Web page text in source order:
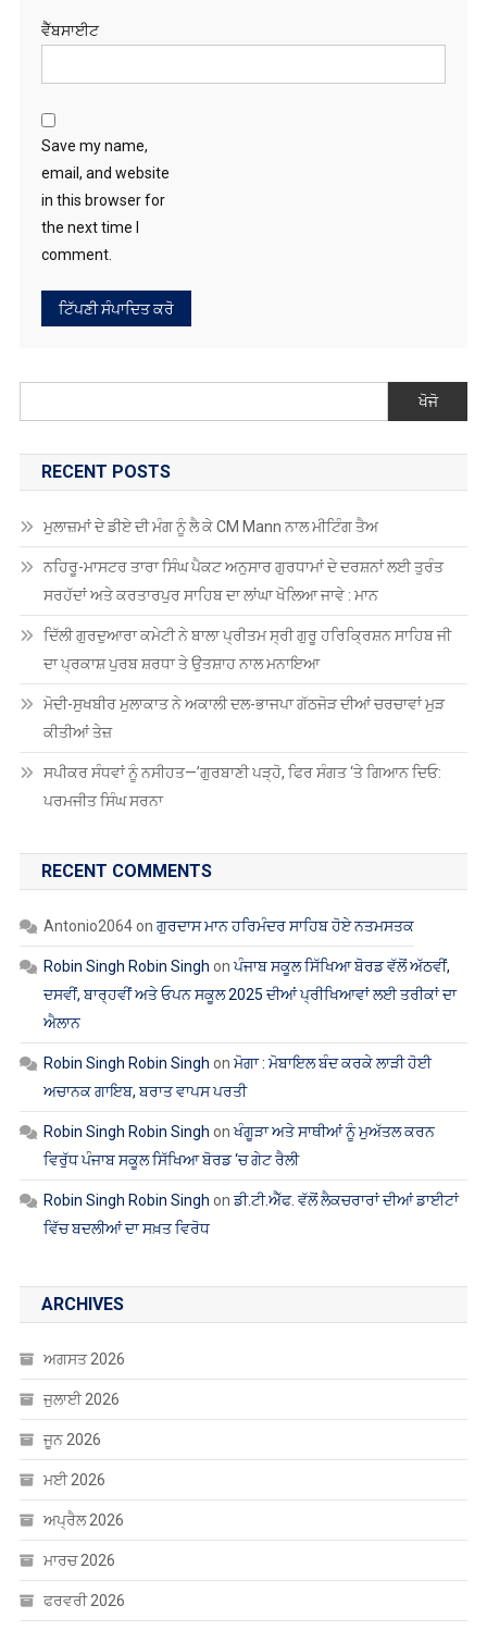
ਵੈੱਬਸਾਈਟ
Save my name,
email, and website
in this browser for
the next time I
comment.
ਖੋਜੋ
RECENT POSTS
ਮੁਲਾਜ਼ਮਾਂ ਦੇ ਡੀਏ ਦੀ ਮੰਗ ਨੂੰ ਲੈ ਕੇ CM Mann ਨਾਲ ਮੀਟਿੰਗ ਤੈਅ
ਨਹਿਰੂ-ਮਾਸਟਰ ਤਾਰਾ ਸਿੰਘ ਪੈਕਟ ਅਨੁਸਾਰ ਗੁਰਧਾਮਾਂ ਦੇ ਦਰਸ਼ਨਾਂ ਲਈ ਤੁਰੰਤ
ਸਰਹੱਦਾਂ ਅਤੇ ਕਰਤਾਰਪੁਰ ਸਾਹਿਬ ਦਾ ਲਾਂਘਾ ਖੋਲਿਆ ਜਾਵੇ : ਮਾਨ
ਦਿੱਲੀ ਗੁਰਦੁਆਰਾ ਕਮੇਟੀ ਨੇ ਬਾਲਾ ਪ੍ਰੀਤਮ ਸ੍ਰੀ ਗੁਰੂ ਹਰਿਕ੍ਰਿਸ਼ਨ ਸਾਹਿਬ ਜੀ
ਦਾ ਪ੍ਰਕਾਸ਼ ਪੁਰਬ ਸ਼ਰਧਾ ਤੇ ਉਤਸ਼ਾਹ ਨਾਲ ਮਨਾਇਆ
ਮੋਦੀ-ਸੁਖਬੀਰ ਮੁਲਾਕਾਤ ਨੇ ਅਕਾਲੀ ਦਲ-ਭਾਜਪਾ ਗੱਠਜੋੜ ਦੀਆਂ ਚਰਚਾਵਾਂ ਮੁੜ
ਕੀਤੀਆਂ ਤੇਜ਼
ਸਪੀਕਰ ਸੰਧਵਾਂ ਨੂੰ ਨਸੀਹਤ—’ਗੁਰਬਾਣੀ ਪੜ੍ਹੋ, ਫਿਰ ਸੰਗਤ ‘ਤੇ ਗਿਆਨ ਦਿਓ:
ਪਰਮਜੀਤ ਸਿੰਘ ਸਰਨਾ
RECENT COMMENTS
Antonio2064on ਗੁਰਦਾਸ ਮਾਨ ਹਰਿਮੰਦਰ ਸਾਹਿਬ ਹੋਏ ਨਤਮਸਤਕ
Robin Singh Robin Singh onਪੰਜਾਬ ਸਕੂਲ ਸਿੱਖਿਆ ਬੋਰਡ ਵੱਲੋਂ ਅੱਠਵੀਂ,
ਦਸਵੀਂ, ਬਾਰ੍ਹਵੀਂ ਅਤੇ ਓਪਨ ਸਕੂਲ 2025 ਦੀਆਂ ਪ੍ਰੀਖਿਆਵਾਂ ਲਈ ਤਰੀਕਾਂ ਦਾ
ਐਲਾਨ
Robin Singh Robin Singh on ਮੋਗਾ : ਮੋਬਾਇਲ ਬੰਦ ਕਰਕੇ ਲਾੜੀ ਹੋਈ
ਅਚਾਨਕ ਗਾਇਬ, ਬਰਾਤ ਵਾਪਸ ਪਰਤੀ
Robin Singh Robin Singh onਖੰਗੂੜਾ ਅਤੇ ਸਾਥੀਆਂ ਨੂੰ ਮੁਅੱਤਲ ਕਰਨ
ਵਿਰੁੱਧ ਪੰਜਾਬ ਸਕੂਲ ਸਿੱਖਿਆ ਬੋਰਡ ‘ਚ ਗੇਟ ਰੈਲੀ
Robin Singh Robin Singh onਡੀ.ਟੀ.ਐੱਫ. ਵੱਲੋਂ ਲੈਕਚਰਾਰਾਂ ਦੀਆਂ ਡਾਈਟਾਂ
ਵਿੱਚ ਬਦਲੀਆਂ ਦਾ ਸਖ਼ਤ ਵਿਰੋਧ
ARCHIVES
ਅਗਸਤ 2026
ਜੁਲਾਈ 2026
ਜੂਨ 2026
ਮਈ 2026
ਅਪ੍ਰੈਲ 2026
ਮਾਰਚ 2026
ਫਰਵਰੀ 2026